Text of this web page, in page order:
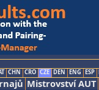
CHN CRO CZE DEN ENG ESP
Mistrovství AUT